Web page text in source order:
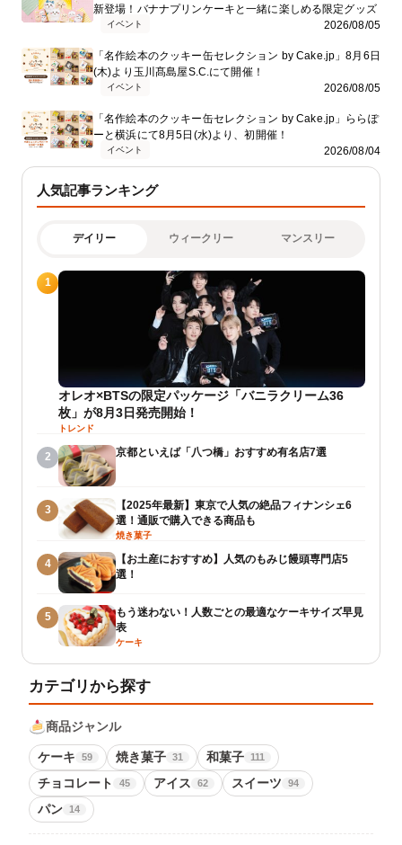
新登場！バナナプリンケーキと一緒に楽しめる限定グッズ
2026/08/05
イベント
「名作絵本のクッキー缶セレクション by Cake.jp」8月6日
(木)より玉川髙島屋S.C.にて開催！
2026/08/05
イベント
「名作絵本のクッキー缶セレクション by Cake.jp」ららぽ
ーと横浜にて8月5日(水)より、初開催！
2026/08/04
イベント
人気記事ランキング
デイリー ウィークリー マンスリー
1
オレオ×BTSの限定パッケージ「バニラクリーム36
枚」が8月3日発売開始！
トレンド
2 京都といえば「八つ橋」おすすめ有名店7選
3
【2025年最新】東京で人気の絶品フィナンシェ6
選！通販で購入できる商品も
焼き菓子
4
【お土産におすすめ】人気のもみじ饅頭専門店5
選！
5
もう迷わない！人数ごとの最適なケーキサイズ早見
表
ケーキ
カテゴリから探す
商品ジャンル
ケーキ 59 焼き菓子 31 和菓子 111
チョコレート 45 アイス 62 スイーツ 94
パン 14